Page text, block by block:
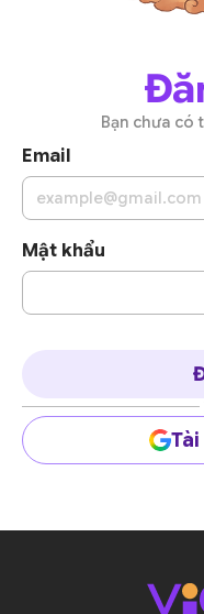
Bạn chưa có
Email
Mật khẩu